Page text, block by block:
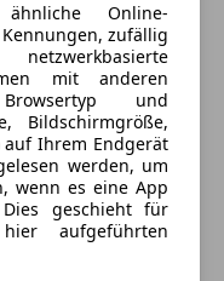
Online-
zufällig
mit anderen
und
Bildschirmgröße,
auf Ihrem Endgerät
werden, um
wenn es eine App
geschieht für
aufgeführten